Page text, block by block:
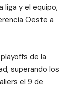
liga y el equipo,
Oeste a
de la
superando los
el 9 de